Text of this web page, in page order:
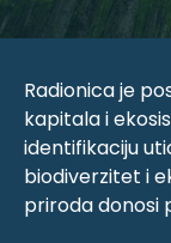
Radionica je
kapitala i
identifikaciju
biodiverzitet i
priroda donosi